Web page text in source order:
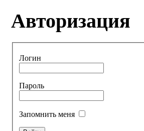
Авторизация
Логин
Пароль
Запомнить меня